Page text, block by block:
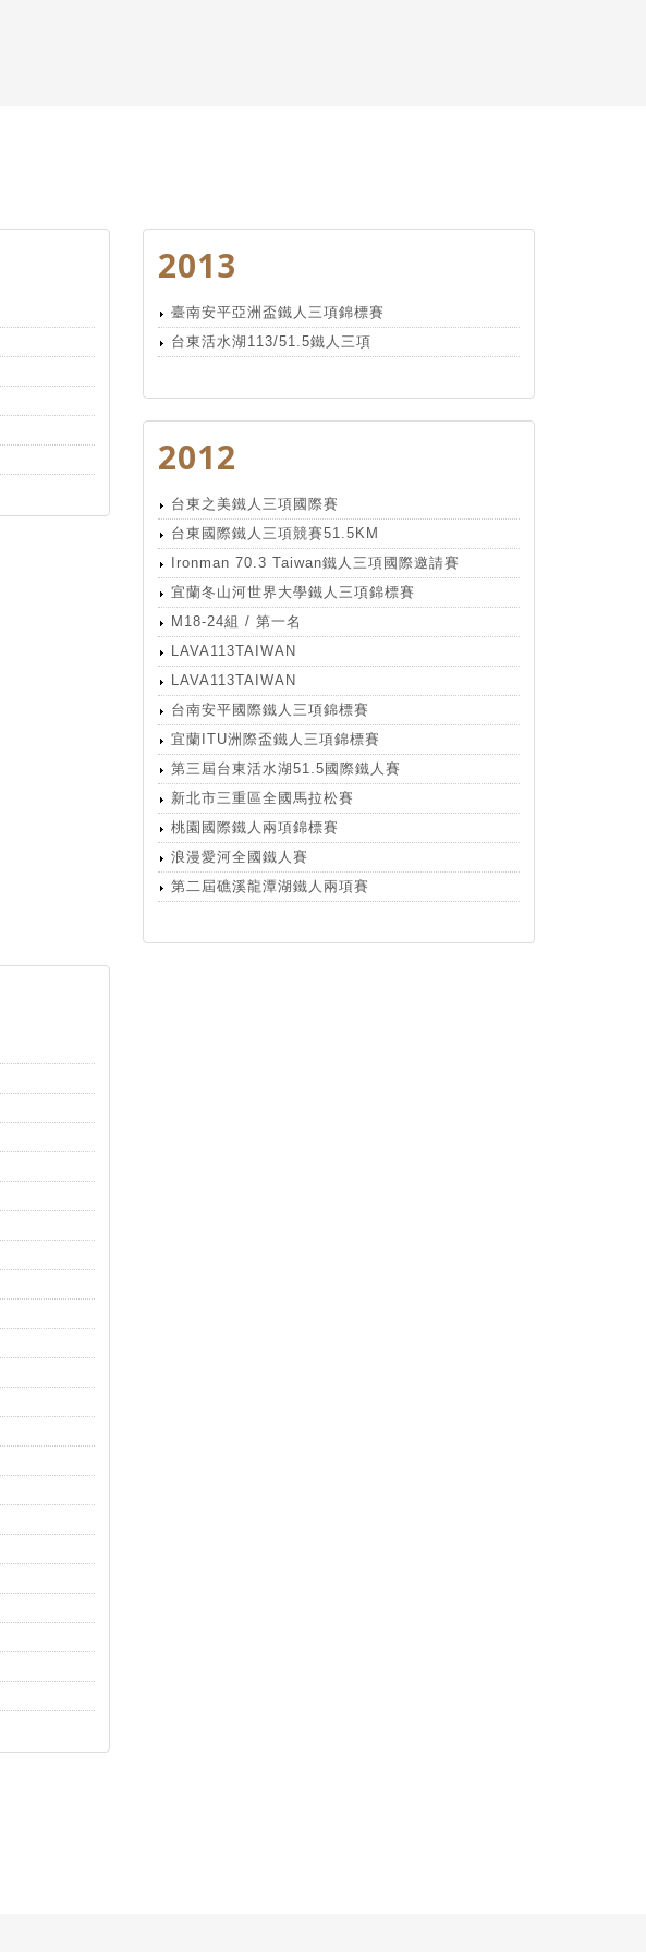
2013
臺南安平亞洲盃鐵人三項錦標賽
台東活水湖113/51.5鐵人三項
2012
台東之美鐵人三項國際賽
台東國際鐵人三項競賽51.5KM
Ironman 70.3 Taiwan鐵人三項國際邀請賽
宜蘭冬山河世界大學鐵人三項錦標賽
M18-24組 / 第一名
LAVA113TAIWAN
LAVA113TAIWAN
台南安平國際鐵人三項錦標賽
宜蘭ITU洲際盃鐵人三項錦標賽
第三屆台東活水湖51.5國際鐵人賽
新北市三重區全國馬拉松賽
桃園國際鐵人兩項錦標賽
浪漫愛河全國鐵人賽
第二屆礁溪龍潭湖鐵人兩項賽